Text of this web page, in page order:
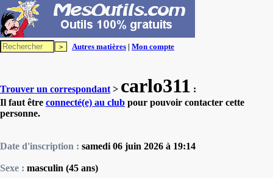
Autres matières | Mon compte
Trouver un correspondant > carlo311 :
Il faut être connecté(e) au club pour pouvoir contacter cette
personne.
Date d'inscription : samedi 06 juin 2026 à 19:14
Sexe : masculin (45 ans)